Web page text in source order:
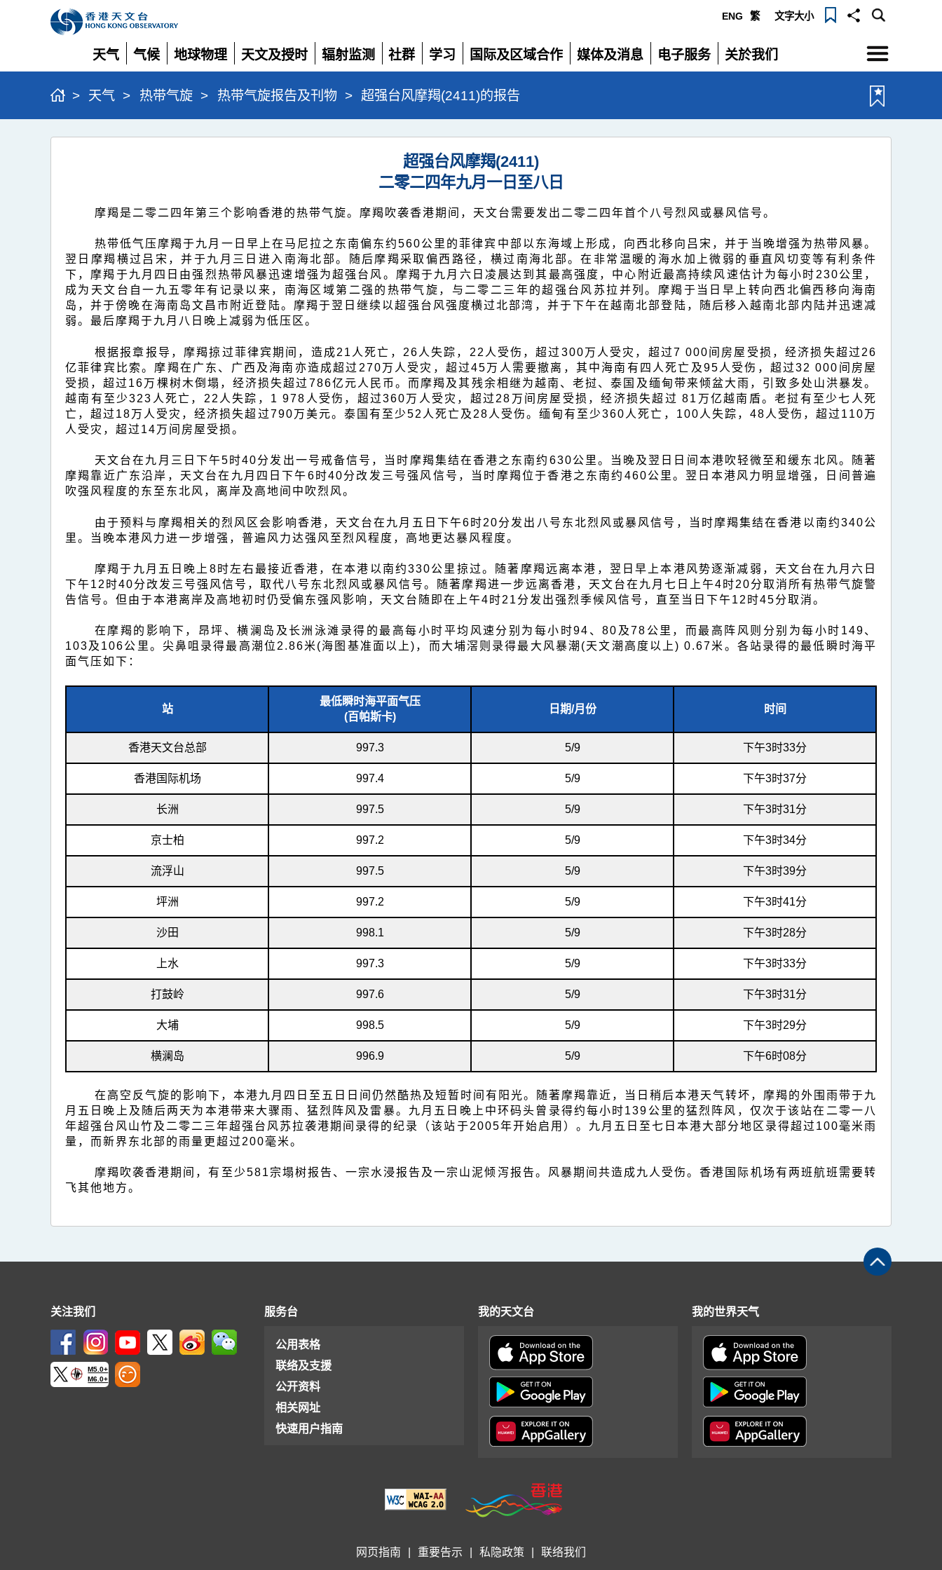
ENG 繁 文字大小
天气
展
开
气候
展
开
地球物理
展
开
天文及授时
展
开
辐射监测
展
开
社群
展
开
学习
展
开
国际及区域合作
展
开
媒体及消息
展
电子服务
展
关於我们
展
选
单
> 天气 > 热带气旋 > 热带气旋报告及刊物 > 超强台风摩羯(2411)的报告
超
羯
(2411)
的
报
超强台风摩羯(2411)
二零二四年九月一日至八日
摩羯是二零二四年第三个影响香港的热带气旋。摩羯吹袭香港期间，天文台需要发出二零二四年首个八号烈风或暴风信号。
热带低气压摩羯于九月一日早上在马尼拉之东南偏东约560公里的菲律宾中部以东海域上形成，向西北移向吕宋，并于当晚增强为热带风暴。
翌日摩羯横过吕宋，并于九月三日进入南海北部。随后摩羯采取偏西路径，横过南海北部。在非常温暖的海水加上微弱的垂直风切变等有利条件
下，摩羯于九月四日由强烈热带风暴迅速增强为超强台风。摩羯于九月六日凌晨达到其最高强度，中心附近最高持续风速估计为每小时230公里，
成为天文台自一九五零年有记录以来，南海区域第二强的热带气旋，与二零二三年的超强台风苏拉并列。摩羯于当日早上转向西北偏西移向海南
岛，并于傍晚在海南岛文昌市附近登陆。摩羯于翌日继续以超强台风强度横过北部湾，并于下午在越南北部登陆，随后移入越南北部内陆并迅速减
弱。最后摩羯于九月八日晚上减弱为低压区。
根据报章报导，摩羯掠过菲律宾期间，造成21人死亡，26人失踪，22人受伤，超过300万人受灾，超过7 000间房屋受损，经济损失超过26
亿菲律宾比索。摩羯在广东、广西及海南亦造成超过270万人受灾，超过45万人需要撤离，其中海南有四人死亡及95人受伤，超过32 000间房屋
受损，超过16万棵树木倒塌，经济损失超过786亿元人民币。而摩羯及其残余相继为越南、老挝、泰国及缅甸带来倾盆大雨，引致多处山洪暴发。
越南有至少323人死亡，22人失踪，1 978人受伤，超过360万人受灾，超过28万间房屋受损，经济损失超过 81万亿越南盾。老挝有至少七人死
亡，超过18万人受灾，经济损失超过790万美元。泰国有至少52人死亡及28人受伤。缅甸有至少360人死亡，100人失踪，48人受伤，超过110万
人受灾，超过14万间房屋受损。
天文台在九月三日下午5时40分发出一号戒备信号，当时摩羯集结在香港之东南约630公里。当晚及翌日日间本港吹轻微至和缓东北风。随著
摩羯靠近广东沿岸，天文台在九月四日下午6时40分改发三号强风信号，当时摩羯位于香港之东南约460公里。翌日本港风力明显增强，日间普遍
吹强风程度的东至东北风，离岸及高地间中吹烈风。
由于预料与摩羯相关的烈风区会影响香港，天文台在九月五日下午6时20分发出八号东北烈风或暴风信号，当时摩羯集结在香港以南约340公
里。当晚本港风力进一步增强，普遍风力达强风至烈风程度，高地更达暴风程度。
摩羯于九月五日晚上8时左右最接近香港，在本港以南约330公里掠过。随著摩羯远离本港，翌日早上本港风势逐渐减弱，天文台在九月六日
下午12时40分改发三号强风信号，取代八号东北烈风或暴风信号。随著摩羯进一步远离香港，天文台在九月七日上午4时20分取消所有热带气旋警
告信号。但由于本港离岸及高地初时仍受偏东强风影响，天文台随即在上午4时21分发出强烈季候风信号，直至当日下午12时45分取消。
在摩羯的影响下，昂坪、横澜岛及长洲泳滩录得的最高每小时平均风速分别为每小时94、80及78公里，而最高阵风则分别为每小时149、
103及106公里。尖鼻咀录得最高潮位2.86米(海图基准面以上)，而大埔滘则录得最大风暴潮(天文潮高度以上) 0.67米。各站录得的最低瞬时海平
面气压如下：
站
最低瞬时海平面气压
(百帕斯卡)
日期/月份 时间
香港天文台总部 997.3 5/9 下午3时33分
香港国际机场 997.4 5/9 下午3时37分
长洲 997.5 5/9 下午3时31分
京士柏 997.2 5/9 下午3时34分
流浮山 997.5 5/9 下午3时39分
坪洲 997.2 5/9 下午3时41分
沙田 998.1 5/9 下午3时28分
上水 997.3 5/9 下午3时33分
打鼓岭 997.6 5/9 下午3时31分
大埔 998.5 5/9 下午3时29分
横澜岛 996.9 5/9 下午6时08分
在高空反气旋的影响下，本港九月四日至五日日间仍然酷热及短暂时间有阳光。随著摩羯靠近，当日稍后本港天气转坏，摩羯的外围雨带于九
月五日晚上及随后两天为本港带来大骤雨、猛烈阵风及雷暴。九月五日晚上中环码头曾录得约每小时139公里的猛烈阵风，仅次于该站在二零一八
年超强台风山竹及二零二三年超强台风苏拉袭港期间录得的纪录（该站于2005年开始启用）。九月五日至七日本港大部分地区录得超过100毫米雨
量，而新界东北部的雨量更超过200毫米。
摩羯吹袭香港期间，有至少581宗塌树报告、一宗水浸报告及一宗山泥倾泻报告。风暴期间共造成九人受伤。香港国际机场有两班航班需要转
飞其他地方。
关注我们
M5.0+
M6.0+
服务台
公用表格
联络及支援
公开资料
相关网址
快速用户指南
我的天文台 我的世界天气
网页指南 重要告示 私隐政策 联络我们